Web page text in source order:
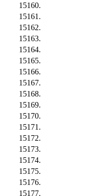
15160.
15161.
15162.
15163.
15164.
15165.
15166.
15167.
15168.
15169.
15170.
15171.
15172.
15173.
15174.
15175.
15176.
15177.